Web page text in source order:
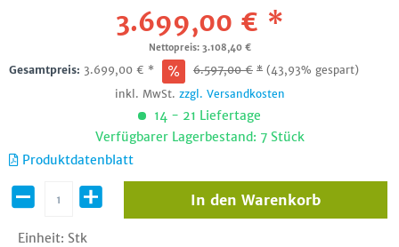
3.699,00 € *
Nettopreis: 3.108,40 €
Gesamtpreis: 3.699,00 € * 6.597,00€ * (43,93% gespart)
inkl. MwSt. zzgl. Versandkosten
14 - 21 Liefertage
Verfügbarer Lagerbestand: 7 Stück
Produktdatenblatt
Einheit: Stk
In den Warenkorb